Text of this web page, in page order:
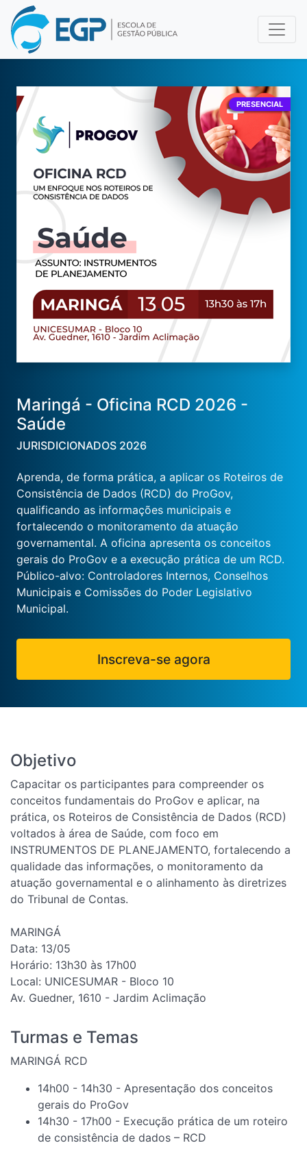
PRESENCIAL
Maringá - Oficina RCD 2026 -
Saúde
JURISDICIONADOS 2026
Aprenda, de forma prática, a aplicar os Roteiros de
Consistência de Dados (RCD) do ProGov,
qualificando as informações municipais e
fortalecendo o monitoramento da atuação
governamental. A oficina apresenta os conceitos
gerais do ProGov e a execução prática de um RCD.
Público-alvo: Controladores Internos, Conselhos
Municipais e Comissões do Poder Legislativo
Municipal.
Inscreva-se agora
Objetivo
Capacitar os participantes para compreender os
conceitos fundamentais do ProGov e aplicar, na
prática, os Roteiros de Consistência de Dados (RCD)
voltados à área de Saúde, com foco em
INSTRUMENTOS DE PLANEJAMENTO, fortalecendo a
qualidade das informações, o monitoramento da
atuação governamental e o alinhamento às diretrizes
do Tribunal de Contas.
MARINGÁ
Data: 13/05
Horário: 13h30 às 17h00
Local: UNICESUMAR - Bloco 10
Av. Guedner, 1610 - Jardim Aclimação
Turmas e Temas
MARINGÁ RCD
14h00 - 14h30 - Apresentação dos conceitos
gerais do ProGov
14h30 - 17h00 - Execução prática de um roteiro
de consistência de dados – RCD